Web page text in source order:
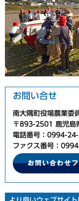
お問い合せ
南大隅町役場農業委
〒893-2501 鹿児島
電話番号：0994-
ファクス番号：